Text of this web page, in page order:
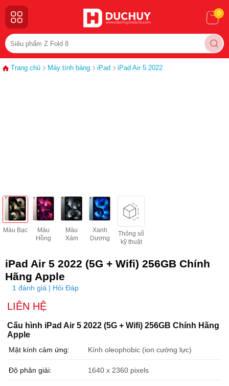
0
Trang chủ Máy tính bảng iPad iPad Air 5 2022
Màu Bạc
Màu
Hồng
Màu
Xám
Xanh
Dương
Thông số
kỹ thuật
iPad Air 5 2022 (5G + Wifi) 256GB Chính
Hãng Apple
1 đánh giá | Hỏi Đáp
LIÊN HỆ
Cấu hình iPad Air 5 2022 (5G + Wifi) 256GB Chính Hãng
Apple
Mặt kính cảm ứng: Kính oleophobic (ion cường lực)
Độ phân giải: 1640 x 2360 pixels